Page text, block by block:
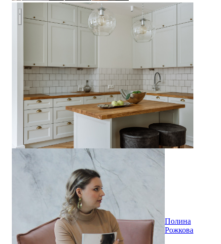
Стилизация квартиры в ЖК Рассказово
Полина
Рожкова